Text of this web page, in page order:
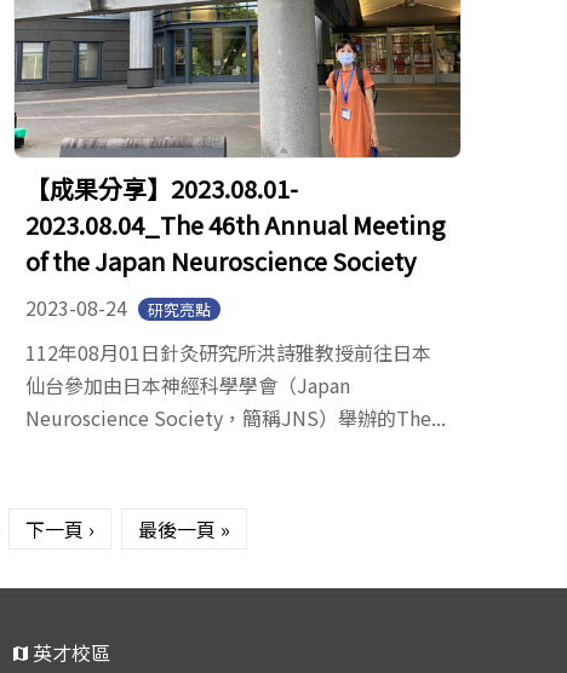
【成果分享】2023.08.01-
2023.08.04_The 46th Annual Meeting
of the Japan Neuroscience Society
2023-08-24 研究亮點
112年08月01日針灸研究所洪詩雅教授前往日本
仙台參加由日本神經科學學會（Japan
Neuroscience Society，簡稱JNS）舉辦的The...
下一頁 › 最後一頁 »
英才校區